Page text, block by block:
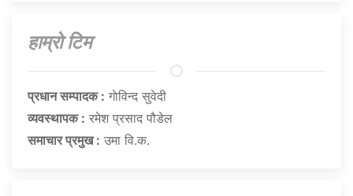
हाम्राे टिम
प्रधान सम्पादक : गाेविन्द सुवेदी
व्यवस्थापक : रमेश प्रसाद पौडेल
समाचार प्रमुख : उमा वि.क.